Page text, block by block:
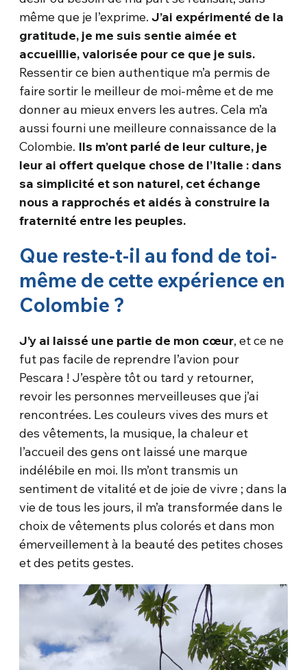
même que je l’exprime.J’ai expérimenté de la
gratitude, je me suis sentie aimée et
accueillie, valorisée pour ce que je suis.
Ressentir ce bien authentique m’a permis de
faire sortir le meilleur de moi-même et de me
donner au mieux envers les autres. Cela m’a
aussi fourni une meilleure connaissance de la
Colombie. Ils m’ont parlé de leur culture, je
leur ai offert quelque chose de l’Italie : dans
sa simplicité et son naturel, cet échange
nous a rapprochés et aidés à construire la
fraternité entre les peuples.
Que reste-t-il au fond de toi-
même de cette expérience en
Colombie ?
J’y ai laissé une partie de mon cœur, et ce ne
fut pas facile de reprendre l’avion pour
Pescara ! J’espère tôt ou tard y retourner,
revoir les personnes merveilleuses que j’ai
rencontrées. Les couleurs vives des murs et
des vêtements, la musique, la chaleur et
l’accueil des gens ont laissé une marque
indélébile en moi. Ils m’ont transmis un
sentiment de vitalité et de joie de vivre ; dans la
vie de tous les jours, il m’a transformée dans le
choix de vêtements plus colorés et dans mon
émerveillement à la beauté des petites choses
et des petits gestes.